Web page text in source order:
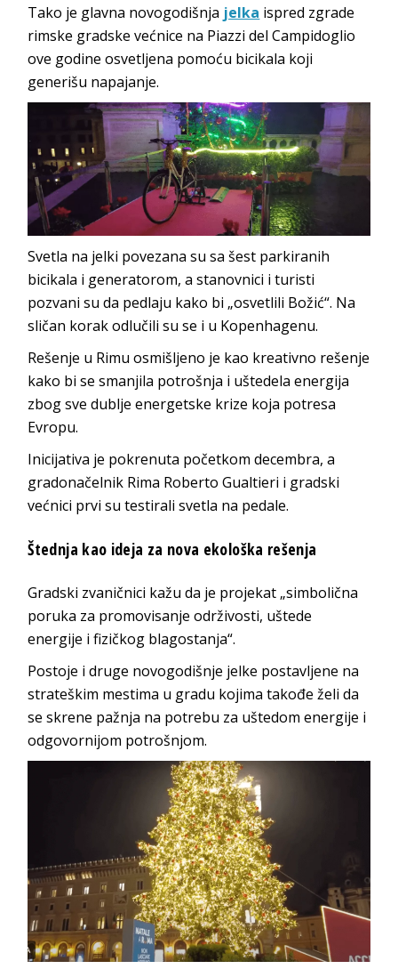
Tako je glavna novogodišnja jelka ispred zgrade
rimske gradske većnice na Piazzi del Campidoglio
ove godine osvetljena pomoću bicikala koji
generišu napajanje.
Svetla na jelki povezana su sa šest parkiranih
bicikala i generatorom, a stanovnici i turisti
pozvani su da pedlaju kako bi „osvetlili Božić“. Na
sličan korak odlučili su se i u Kopenhagenu.
Rešenje u Rimu osmišljeno je kao kreativno rešenje
kako bi se smanjila potrošnja i uštedela energija
zbog sve dublje energetske krize koja potresa
Evropu.
Inicijativa je pokrenuta početkom decembra, a
gradonačelnik Rima Roberto Gualtieri i gradski
većnici prvi su testirali svetla na pedale.
Štednja kao ideja za nova ekološka rešenja
Gradski zvaničnici kažu da je projekat „simbolična
poruka za promovisanje održivosti, uštede
energije i fizičkog blagostanja“.
Postoje i druge novogodišnje jelke postavljene na
strateškim mestima u gradu kojima takođe želi da
se skrene pažnja na potrebu za uštedom energije i
odgovornijom potrošnjom.